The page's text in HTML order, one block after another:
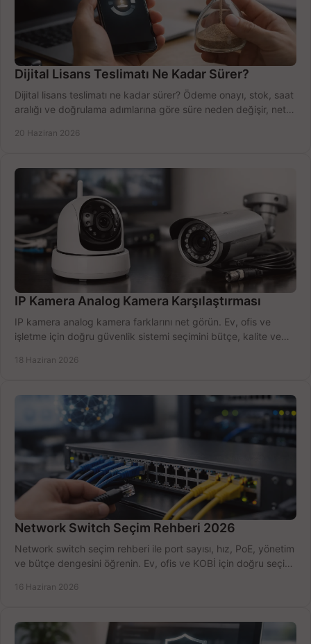
Dijital Lisans Teslimatı Ne Kadar Sürer?
Dijital lisans teslimatı ne kadar sürer? Ödeme onayı, stok, saat
aralığı ve doğrulama adımlarına göre süre neden değişir, net
20 Haziran 2026
IP Kamera Analog Kamera Karşılaştırması
IP kamera analog kamera farklarını net görün. Ev, ofis ve
işletme için doğru güvenlik sistemi seçimini bütçe, kalite ve
18 Haziran 2026
Network Switch Seçim Rehberi 2026
Network switch seçim rehberi ile port sayısı, hız, PoE, yönetim
ve bütçe dengesini öğrenin. Ev, ofis ve KOBİ için doğru seçimi
16 Haziran 2026